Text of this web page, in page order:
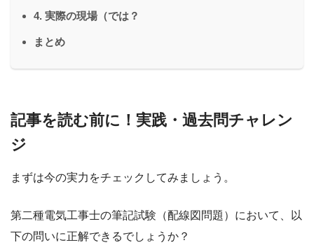
4. 実際の現場（では？
まとめ
記事を読む前に！実践・過去問チャレン
ジ
まずは今の実力をチェックしてみましょう。
第二種電気工事士の筆記試験（配線図問題）において、以
下の問いに正解できるでしょうか？